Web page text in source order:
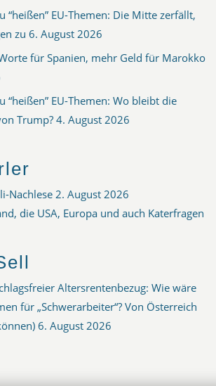
“heißen” EU-Themen: Die Mitte zerfällt,
zu 6. August 2026
für Spanien, mehr Geld für Marokko
“heißen” EU-Themen: Wo bleibt die
Trump? 4. August 2026
Nachlese 2. August 2026
die USA, Europa und auch Katerfragen
Altersrentenbezug: Wie wäre
für „Schwerarbeiter“? Von Österreich
6. August 2026